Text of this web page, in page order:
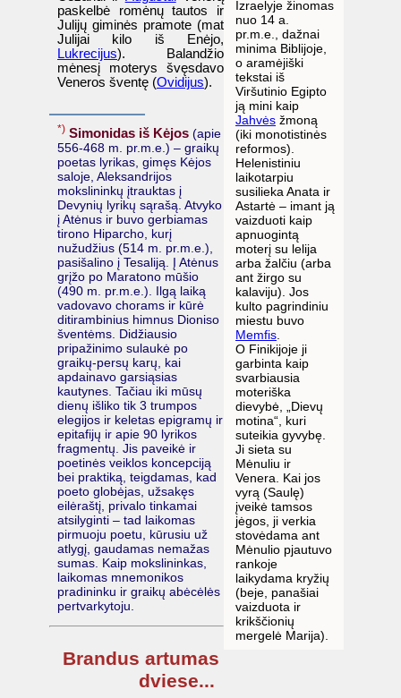
Izraelyje žinomas
nuo 14 a.
pr.m.e., dažnai
minima Biblijoje,
o aramėjiški
tekstai iš
Viršutinio Egipto
ją mini kaip
Jahvės žmoną
(iki monotistinės
reformos).
Helenistiniu
laikotarpiu
susilieka Anata ir
Astartė – imant ją
vaizduoti kaip
apnuogintą
moterį su lelija
arba žalčiu (arba
ant žirgo su
kalaviju). Jos
kulto pagrindiniu
miestu buvo
Memfis.
O Finikijoje ji
garbinta kaip
svarbiausia
moteriška
dievybė, „Dievų
motina“, kuri
suteikia gyvybę.
Ji sieta su
Mėnuliu ir
Venera. Kai jos
vyrą (Saulę)
įveikė tamsos
jėgos, ji verkia
stovėdama ant
Mėnulio pjautuvo
rankoje
laikydama kryžių
(beje, panašiai
vaizduota ir
krikščionių
mergelė Marija).
paskelbė romėnų tautos ir
Julijų giminės pramote (mat
Julijai kilo iš Enėjo,
Lukrecijus). Balandžio
mėnesį moterys švęsdavo
Veneros šventę (Ovidijus).
*) Simonidas iš Kėjos (apie
556-468 m. pr.m.e.) – graikų
poetas lyrikas, gimęs Kėjos
saloje, Aleksandrijos
mokslininkų įtrauktas į
Devynių lyrikų sąrašą. Atvyko
į Atėnus ir buvo gerbiamas
tirono Hiparcho, kurį
nužudžius (514 m. pr.m.e.),
pasišalino į Tesaliją. Į Atėnus
grįžo po Maratono mūšio
(490 m. pr.m.e.). Ilgą laiką
vadovavo chorams ir kūrė
ditirambinius himnus Dioniso
šventėms. Didžiausio
pripažinimo sulaukė po
graikų-persų karų, kai
apdainavo garsiąsias
kautynes. Tačiau iki mūsų
dienų išliko tik 3 trumpos
elegijos ir keletas epigramų ir
epitafijų ir apie 90 lyrikos
fragmentų. Jis paveikė ir
poetinės veiklos koncepciją
bei praktiką, teigdamas, kad
poeto globėjas, užsakęs
eilėraštį, privalo tinkamai
atsilyginti – tad laikomas
pirmuoju poetu, kūrusiu už
atlygį, gaudamas nemažas
sumas. Kaip mokslininkas,
laikomas mnemonikos
pradininku ir graikų abėcėlės
pertvarkytoju.
Brandus artumas
dviese...